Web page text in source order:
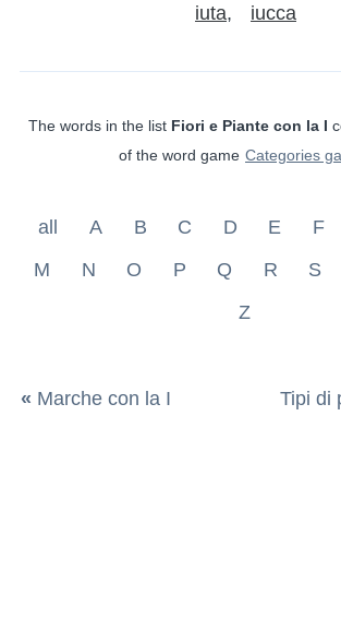
iuta iucca
The words in the list Fiori e Piante con la I
of the word game Categories
all A B C D E F
M
N O P Q R S
Z
« Marche con la I Tipi di